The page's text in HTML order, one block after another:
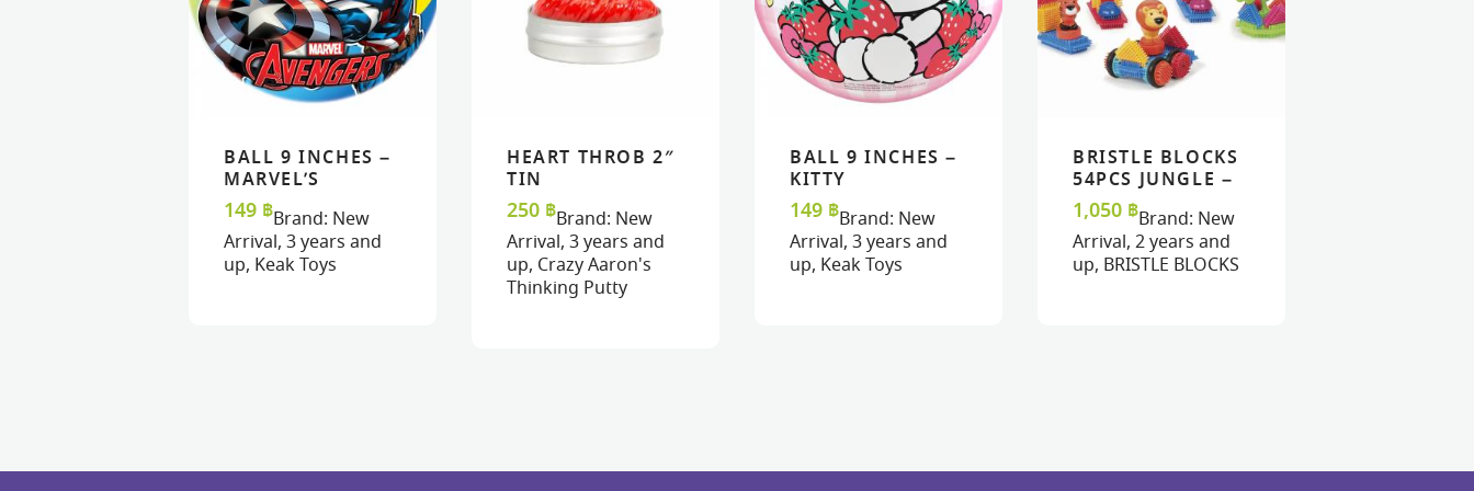
VIEW
VIEW
READ MORE
READ MORE
BALL 9 INCHES –
MARVEL’S
AVENGERS
149 ฿Brand: New
Arrival, 3 years and
up, Keak Toys
VIEW
VIEW
READ MORE
READ MORE
HEART THROB 2″
TIN
250 ฿Brand: New
Arrival, 3 years and
up, Crazy Aaron's
Thinking Putty
VIEW
VIEW
READ MORE
READ MORE
BALL 9 INCHES –
KITTY
149 ฿Brand: New
Arrival, 3 years and
up, Keak Toys
VIEW
VIEW
READ MORE
READ MORE
BRISTLE BLOCKS
54PCS JUNGLE –
JUNGLES
ADVENTURES
1,050 ฿Brand: New
Arrival, 2 years and
up, BRISTLE BLOCKS